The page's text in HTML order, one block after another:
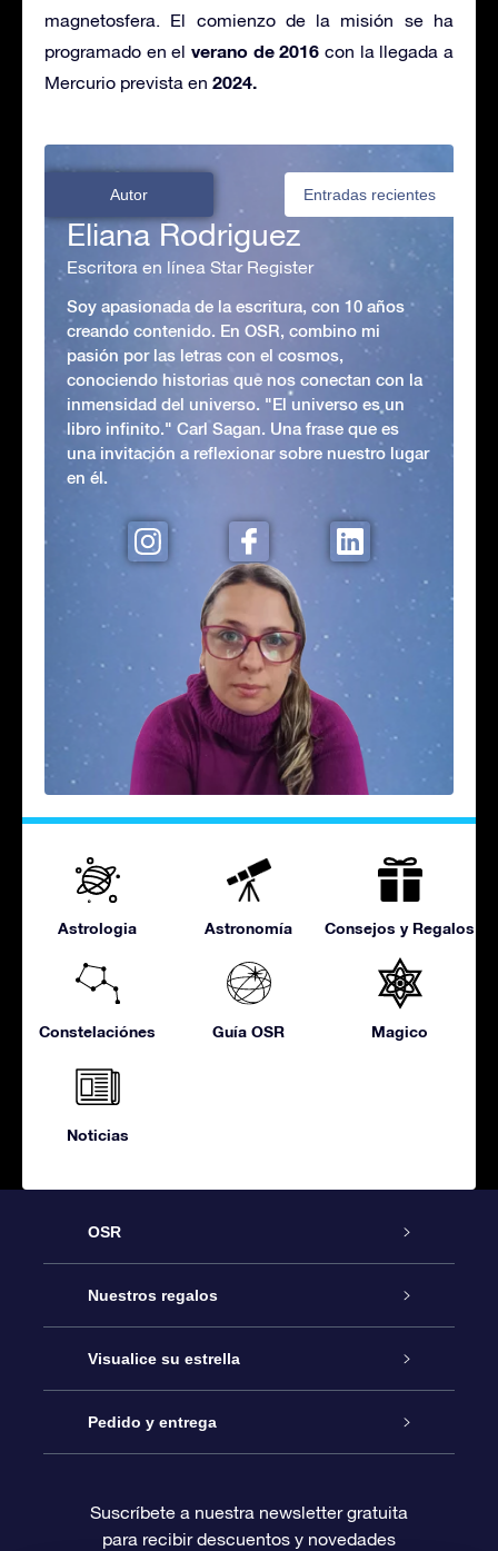
magnetosfera. El comienzo de la misión se ha
programado en el verano de 2016 con la llegada a
Mercurio prevista en 2024.
Autor Entradas recientes
Eliana Rodriguez
Escritora en línea Star Register
Soy apasionada de la escritura, con 10 años
creando contenido. En OSR, combino mi
pasión por las letras con el cosmos,
conociendo historias que nos conectan con la
inmensidad del universo. "El universo es un
libro infinito." Carl Sagan. Una frase que es
una invitación a reflexionar sobre nuestro lugar
en él.
Astrologia Astronomía Consejos y Regalos
Constelaciónes Guía OSR Magico
Noticias
OSR
Atención
Contáctanos
Blog
Reseñas
Nuestros regalos
Regalo Estrella Online
Paquete de Regalo OSR
Tarjeta de Regalo OSR
Visualice su estrella
Registro estelar
Página de Estrella Personalizada
Pedido y entrega
Información de Pago
Suscríbete a nuestra newsletter gratuita
para recibir descuentos y novedades